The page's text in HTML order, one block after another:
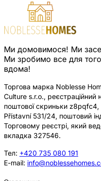
Ми домовимося! Ми
Ми зробимо все для
вдома!
Торгова марка Noblesse
Culture s.r.o., реєстраційний
поштової скриньки
Přístavní 531/24, поштовий
Торговому реєстрі, який
вкладка 327546.
Тел: +420 735 080 191
E-mail: